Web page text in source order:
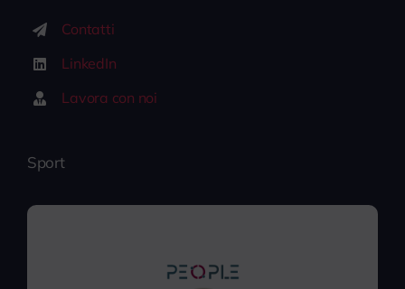
Contatti
LinkedIn
Lavora con noi
Sport